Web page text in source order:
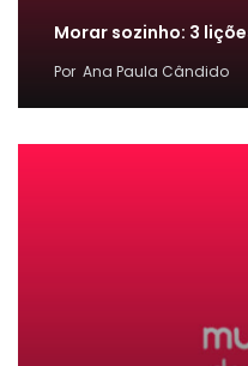
Morar sozinho: 3
Por Ana Paula Cândido